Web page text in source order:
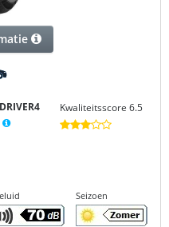
Kwaliteitsscore 6.5
Seizoen